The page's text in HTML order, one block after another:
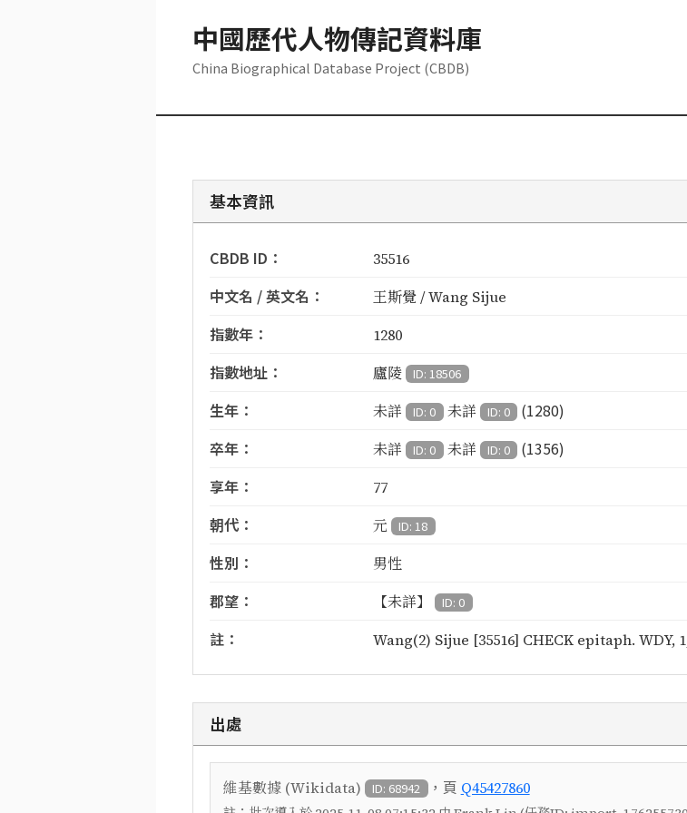
中國歷代人物傳記資料庫
China Biographical Database Project (CBDB)
基本資訊
CBDB ID： 35516
中文名 / 英文名： 王斯覺 / Wang Sijue
指數年： 1280
指數地址： 廬陵 ID: 18506
生年： 未詳 ID: 0 未詳 ID: 0
(1280)
卒年：
未詳 ID: 0 未詳 ID: 0
(1356)
享年：
77
朝代： 元 ID: 18
性別： 男性
郡望： 【未詳】 ID: 0
註： Wang(2) Sijue [35516] CHECK epitaph. WDY,
出處
維基數據 (Wikidata) ID: 68942 ，頁 Q45427860